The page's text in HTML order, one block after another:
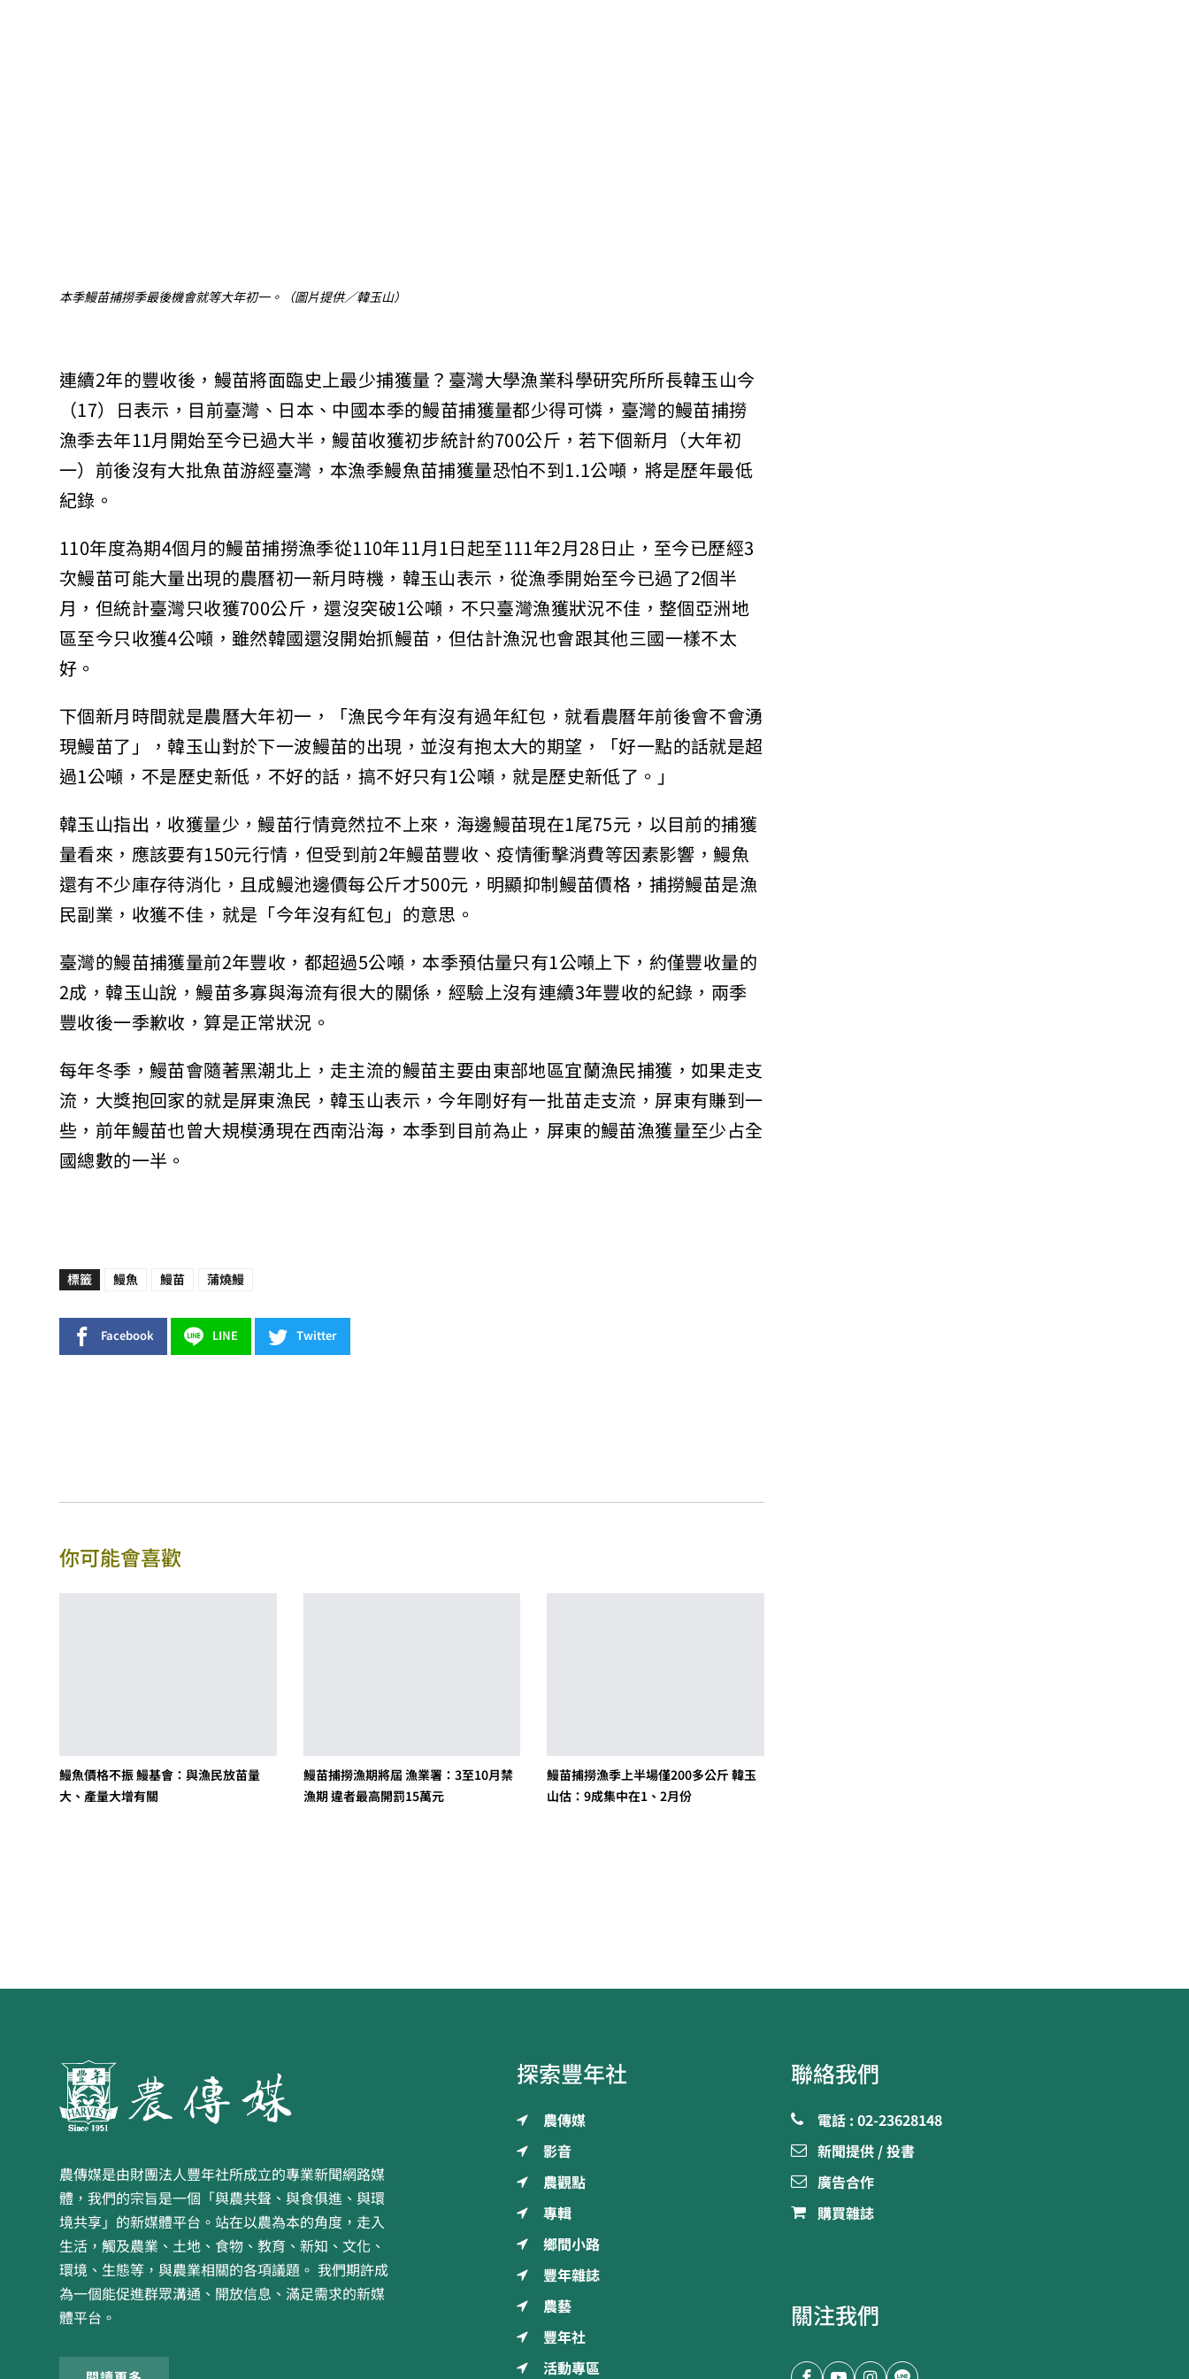
本季鰻苗捕撈季最後機會就等大年初一。（圖片提供／韓玉山）
連續2年的豐收後，鰻苗將面臨史上最少捕獲量？臺灣大學漁業科學研究所所長韓玉山今
（17）日表示，目前臺灣、日本、中國本季的鰻苗捕獲量都少得可憐，臺灣的鰻苗捕撈
漁季去年11月開始至今已過大半，鰻苗收獲初步統計約700公斤，若下個新月（大年初
一）前後沒有大批魚苗游經臺灣，本漁季鰻魚苗捕獲量恐怕不到1.1公噸，將是歷年最低
紀錄。
110年度為期4個月的鰻苗捕撈漁季從110年11月1日起至111年2月28日止，至今已歷經3
次鰻苗可能大量出現的農曆初一新月時機，韓玉山表示，從漁季開始至今已過了2個半
月，但統計臺灣只收獲700公斤，還沒突破1公噸，不只臺灣漁獲狀況不佳，整個亞洲地
區至今只收獲4公噸，雖然韓國還沒開始抓鰻苗，但估計漁況也會跟其他三國一樣不太
好。
下個新月時間就是農曆大年初一，「漁民今年有沒有過年紅包，就看農曆年前後會不會湧
現鰻苗了」，韓玉山對於下一波鰻苗的出現，並沒有抱太大的期望，「好一點的話就是超
過1公噸，不是歷史新低，不好的話，搞不好只有1公噸，就是歷史新低了。」
韓玉山指出，收獲量少，鰻苗行情竟然拉不上來，海邊鰻苗現在1尾75元，以目前的捕獲
量看來，應該要有150元行情，但受到前2年鰻苗豐收、疫情衝擊消費等因素影響，鰻魚
還有不少庫存待消化，且成鰻池邊價每公斤才500元，明顯抑制鰻苗價格，捕撈鰻苗是漁
民副業，收獲不佳，就是「今年沒有紅包」的意思。
臺灣的鰻苗捕獲量前2年豐收，都超過5公噸，本季預估量只有1公噸上下，約僅豐收量的
2成，韓玉山說，鰻苗多寡與海流有很大的關係，經驗上沒有連續3年豐收的紀錄，兩季
豐收後一季歉收，算是正常狀況。
每年冬季，鰻苗會隨著黑潮北上，走主流的鰻苗主要由東部地區宜蘭漁民捕獲，如果走支
流，大獎抱回家的就是屏東漁民，韓玉山表示，今年剛好有一批苗走支流，屏東有賺到一
些，前年鰻苗也曾大規模湧現在西南沿海，本季到目前為止，屏東的鰻苗漁獲量至少占全
國總數的一半。
標籤 鰻魚 鰻苗 蒲燒鰻
Facebook LINE Twitter
你可能會喜歡
鰻魚價格不振 鰻基會：與漁民放苗量
大、產量大增有關
鰻苗捕撈漁期將屆 漁業署：3至10月禁
漁期 違者最高開罰15萬元
鰻苗捕撈漁季上半場僅200多公斤 韓玉
山估：9成集中在1、2月份
農傳媒是由財團法人豐年社所成立的專業新聞網路媒
體，我們的宗旨是一個「與農共聲、與食俱進、與環
境共享」的新媒體平台。站在以農為本的角度，走入
生活，觸及農業、土地、食物、教育、新知、文化、
環境、生態等，與農業相關的各項議題。 我們期許成
為一個能促進群眾溝通、開放信息、滿足需求的新媒
體平台。
探索豐年社
農傳媒
影音
農觀點
專輯
鄉間小路
豐年雜誌
農藝
豐年社
活動專區
聯絡我們
電話 : 02-23628148
新聞提供 / 投書
廣告合作
購買雜誌
關注我們